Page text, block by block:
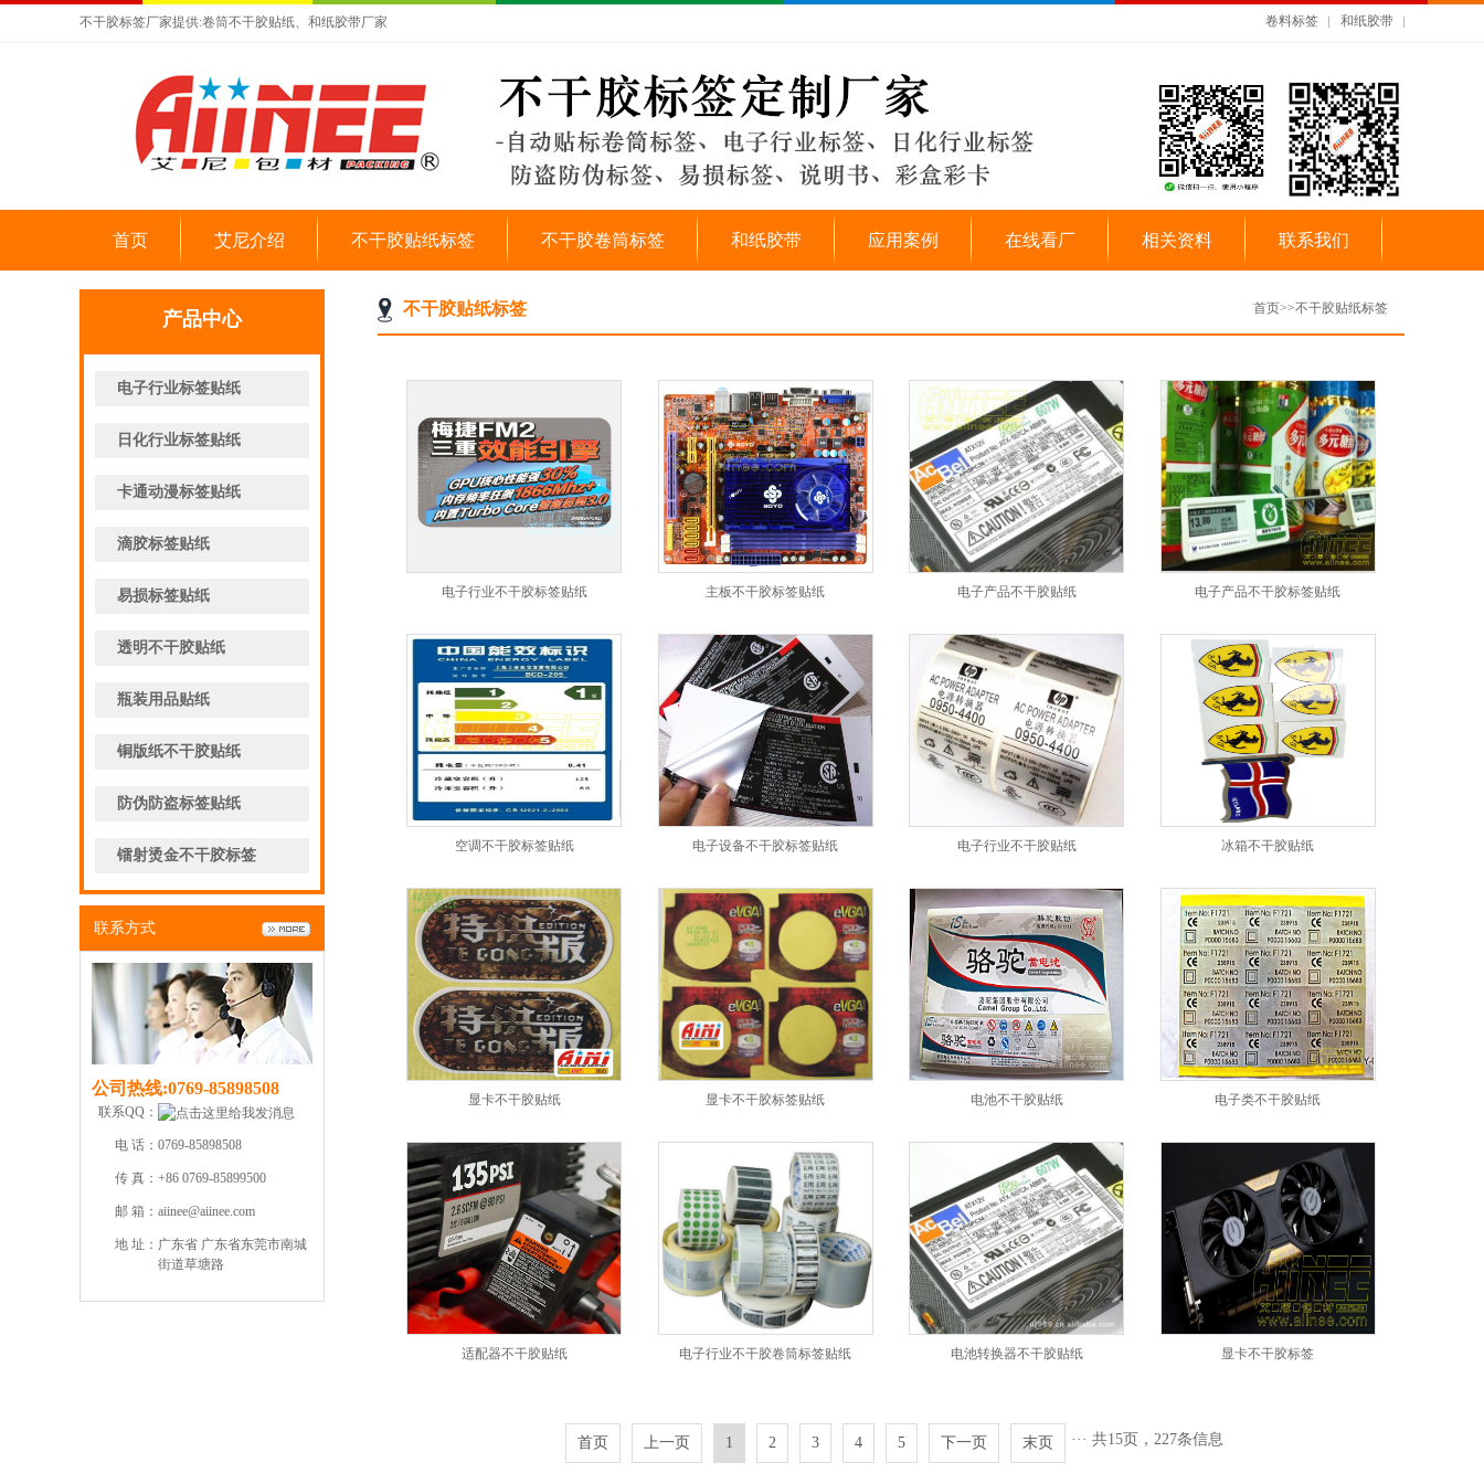
不干胶标签厂家提供:卷筒不干胶贴纸、和纸胶带厂家 卷料标签 和纸胶带
首页 艾尼介绍 不干胶贴纸标签 不干胶卷筒标签 和纸胶带 应用案例 在线看厂 相关资料 联系我们
产品中心
电子行业标签贴纸
日化行业标签贴纸
卡通动漫标签贴纸
滴胶标签贴纸
易损标签贴纸
透明不干胶贴纸
瓶装用品贴纸
铜版纸不干胶贴纸
防伪防盗标签贴纸
镭射烫金不干胶标签
联系方式
公司热线:0769-85898508
联系QQ：
电 话： 0769-85898508
传 真： +86 0769-85899500
邮 箱： aiinee@aiinee.com
地 址： 广东省 广东省东莞市南城
街道草塘路
首页>>不干胶贴纸标签
不干胶贴纸标签
电子行业不干胶标签贴纸 主板不干胶标签贴纸 电子产品不干胶贴纸 电子产品不干胶标签贴纸
空调不干胶标签贴纸 电子设备不干胶标签贴纸 电子行业不干胶贴纸 冰箱不干胶贴纸
显卡不干胶贴纸 显卡不干胶标签贴纸 电池不干胶贴纸 电子类不干胶贴纸
适配器不干胶贴纸 电子行业不干胶卷筒标签贴纸 电池转换器不干胶贴纸 显卡不干胶标签
首页 上一页 1 2 3 4 5 ···
下一页 末页 共15页，227条信息